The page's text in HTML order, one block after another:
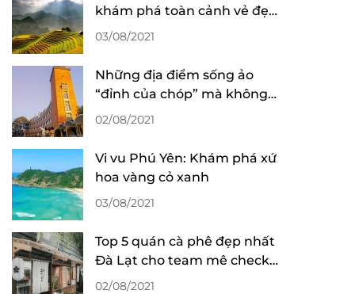
khám phá toàn cảnh vẻ đẹp
mùa lúa chín ở Sa Pa
03/08/2021
Những địa điểm sống ảo
“đỉnh của chóp” mà không
mất phí tại Đà Lạt
02/08/2021
Vi vu Phú Yên: Khám phá xứ
hoa vàng cỏ xanh
03/08/2021
Top 5 quán cà phê đẹp nhất
Đà Lạt cho team mê check-
in sống ảo
02/08/2021